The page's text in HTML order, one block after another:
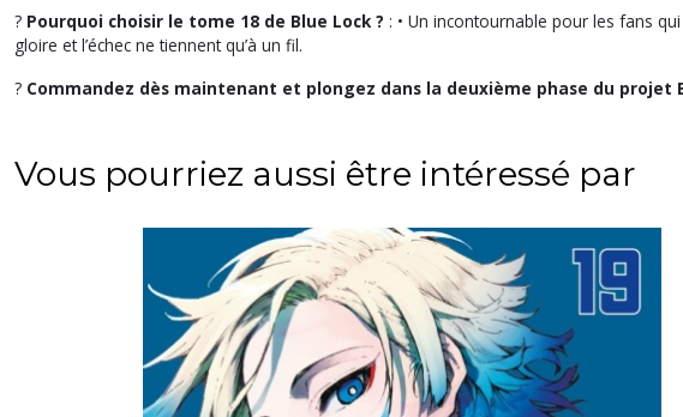
? Pourquoi choisir le tome 18 de Blue Lock ? : • Un incontournable pour les fans
gloire et l’échec ne tiennent qu’à un fil.
? Commandez dès maintenant et plongez dans la deuxième phase du projet
Vous pourriez aussi être intéressé par